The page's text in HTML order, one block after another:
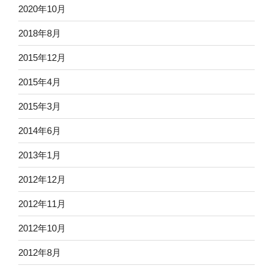
2020年10月
2018年8月
2015年12月
2015年4月
2015年3月
2014年6月
2013年1月
2012年12月
2012年11月
2012年10月
2012年8月